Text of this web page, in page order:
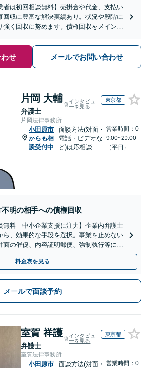
者は初回相談無料】売掛金や代金、支払い
回収に豊富な解決実績あり。状況や段階に
強く回収に努めます。債権回収をメインと
せ メールでお問い合わせ
片岡 大輔
弁護士
インタビュ
ーを見る
東京都
片岡法律事務所
小田原市
からも相
談受付中
面談方法(対面・
電話・ビデオな
ど)は応相談
営業時間：0
9:00~20:00
（平日）
明の相手への債権回収
無料｜中小企業支援に注力】企業内弁護士
ら、効果的な手段を選択。事業を止めない
面の催促、内容証明郵便、強制執行等に精
相談を【オンライン面談◎】
料金表を見る
メールで面談予約
室賀 祥護
弁護士
インタビュ
ーを見る
東京都
室賀法律事務所
小田原市
面談方法(対面・ 営業時間：0